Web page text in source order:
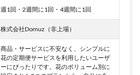
週1回・2週間に1回・4週間に1回
株式会社Domuz（非上場）
商品・サービスに不安なく、シンプルに
花の定期便サービスを利用したいユーザ
ーにぴったりです。花のボリューム別に